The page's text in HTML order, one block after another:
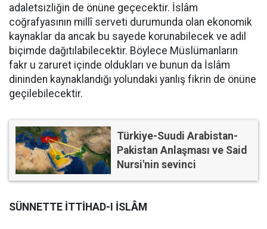
adaletsizliğin de önüne geçecektir. İslâm
coğrafyasının millî serveti durumunda olan ekonomik
kaynaklar da ancak bu sayede korunabilecek ve adil
biçimde dağıtılabilecektir. Böylece Müslümanların
fakr u zaruret içinde oldukları ve bunun da İslâm
dininden kaynaklandığı yolundaki yanlış fikrin de önüne
geçilebilecektir.
Türkiye-Suudi Arabistan-
Pakistan Anlaşması ve Said
Nursi'nin sevinci
SÜNNETTE İTTİHAD-I İSLÂM